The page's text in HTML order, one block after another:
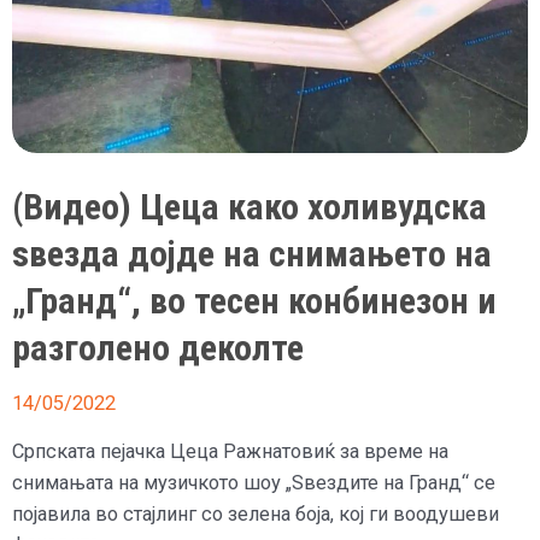
(Видео) Цеца како холивудска
ѕвезда дојде на снимањето на
„Гранд“, во тесен конбинезон и
разголено деколте
14/05/2022
Српската пејачка Цеца Ражнатовиќ за време на
снимањата на музичкото шоу „Ѕвездите на Гранд“ се
појавила во стајлинг со зелена боја, кој ги воодушеви